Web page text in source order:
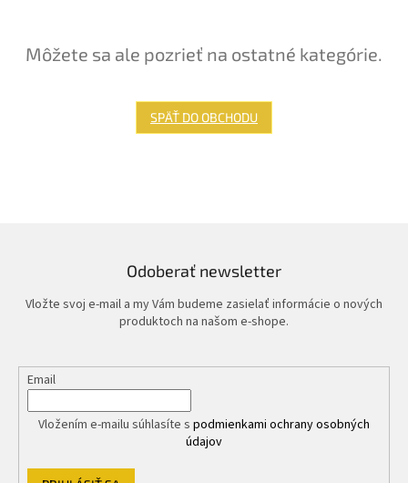
Môžete sa ale pozrieť na ostatné kategórie.
SPÄŤ DO OBCHODU
Odoberať newsletter
Vložte svoj e-mail a my Vám budeme zasielať informácie o nových
produktoch na našom e-shope.
Email
Vložením e-mailu súhlasíte s podmienkami ochrany osobných
údajov